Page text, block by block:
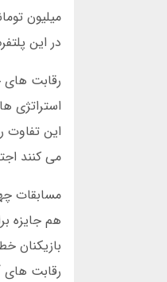
میلیون
در این
رقابت های
استراتژی
این تفاوت
می کنند
مسابقات
هم جایزه
بازیکنان
رقابت های